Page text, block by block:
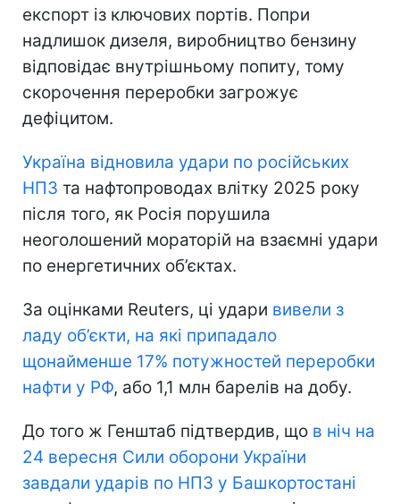
експорт із ключових портів. Попри
надлишок дизеля, виробництво бензину
відповідає внутрішньому попиту, тому
скорочення переробки загрожує
дефіцитом.
Україна відновила удари по російських
НПЗ та нафтопроводах влітку 2025 року
після того, як Росія порушила
неоголошений мораторій на взаємні удари
по енергетичних об’єктах.
За оцінками Reuters, ці удари вивели з
ладу об’єкти, на які припадало
щонайменше 17% потужностей переробки
нафти у РФ, або 1,1 млн барелів на добу.
До того ж Генштаб підтвердив, що в ніч на
24 вересня Сили оборони України
завдали ударів по НПЗ у Башкортостані